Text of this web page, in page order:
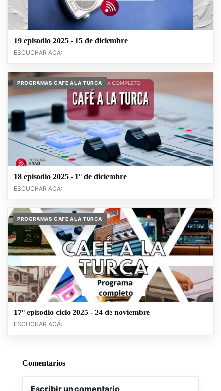
19 episodio 2025 - 15 de diciembre
ESCUCHAR ACÁ:
PROGRAMAS CAFE A LA TURCA
18 episodio 2025 - 1° de diciembre
ESCUCHAR ACÁ:
PROGRAMAS CAFE A LA TURCA
17° episodio ciclo 2025 - 24 de noviembre
ESCUCHAR ACÁ:
Comentarios
Escribir un comentario